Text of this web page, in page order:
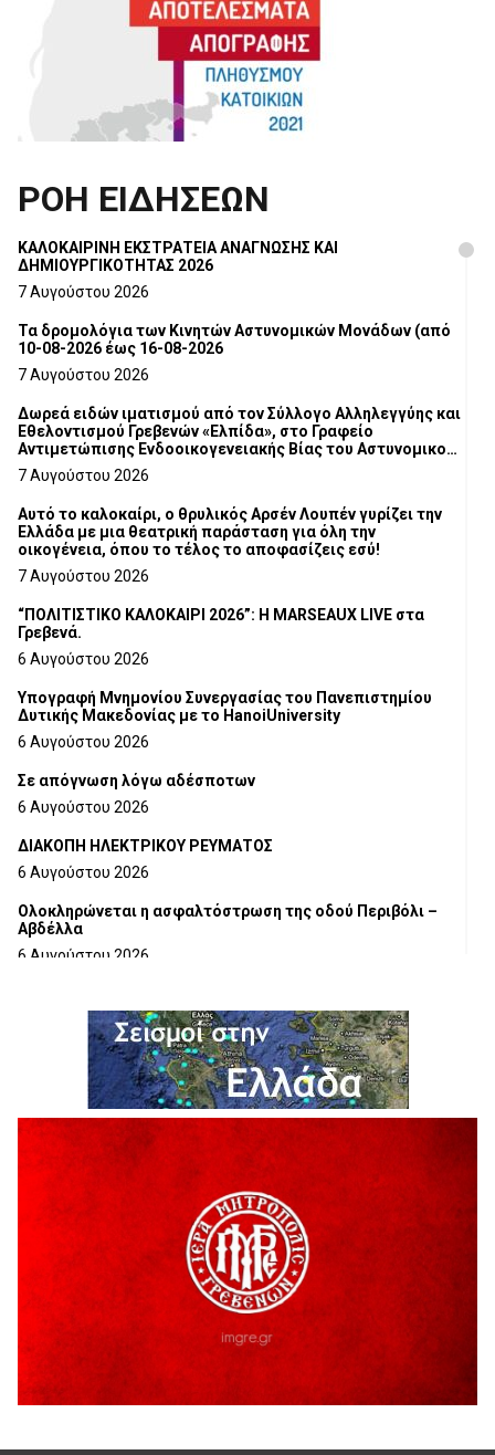
ΡΟΗ ΕΙΔΗΣΕΩΝ
ΚΑΛΟΚΑΙΡΙΝΗ ΕΚΣΤΡΑΤΕΙΑ ΑΝΑΓΝΩΣΗΣ ΚΑΙ
ΔΗΜΙΟΥΡΓΙΚΟΤΗΤΑΣ 2026
7 Αυγούστου 2026
Τα δρομολόγια των Κινητών Αστυνομικών Μονάδων (από
10-08-2026 έως 16-08-2026
7 Αυγούστου 2026
Δωρεά ειδών ιματισμού από τον Σύλλογο Αλληλεγγύης και
Εθελοντισμού Γρεβενών «Ελπίδα», στο Γραφείο
Αντιμετώπισης Ενδοοικογενειακής Βίας του Αστυνομικού
Τμήματος Γρεβενών
7 Αυγούστου 2026
Αυτό το καλοκαίρι, ο θρυλικός Αρσέν Λουπέν γυρίζει την
Ελλάδα με μια θεατρική παράσταση για όλη την
οικογένεια, όπου το τέλος το αποφασίζεις εσύ!
7 Αυγούστου 2026
“ΠΟΛΙΤΙΣΤΙΚΟ ΚΑΛΟΚΑΙΡΙ 2026”: Η MARSEAUX LIVE στα
Γρεβενά.
6 Αυγούστου 2026
Υπογραφή Μνημονίου Συνεργασίας του Πανεπιστημίου
Δυτικής Μακεδονίας με το HanoiUniversity
6 Αυγούστου 2026
Σε απόγνωση λόγω αδέσποτων
6 Αυγούστου 2026
ΔΙΑΚΟΠΗ ΗΛΕΚΤΡΙΚΟΥ ΡΕΥΜΑΤΟΣ
6 Αυγούστου 2026
Ολοκληρώνεται η ασφαλτόστρωση της οδού Περιβόλι –
Αβδέλλα
6 Αυγούστου 2026
5 Αυγούστου 2026
Ο ΑΝΔΡΕΑΣ ΑΣΛΑΝΙΔΗΣ ΣΥΝΕΧΙΖΕΙ ΣΤΟΝ ΠΡΩΤΕΑ
ΓΡΕΒΕΝΩΝ
5 Αυγούστου 2026
Ευχαριστήριο Εκπολιτιστικού Συλλόγου Ταξιάρχη προς κ.
Παρασχάκη Αθανάσιο
Διακοπή υδροδότησης του Α΄ κλάδου ύδρευσης
5 Αυγούστου 2026
Η Marseaux στα Γρεβενά για μια μοναδική συναυλία
Θερινό Σινεμά στο πλαίσιο του «Πολιτιστικού
Καλοκαιριού 2026» με την βραβευμένη ταινία «Μικρές
Ανάσες».